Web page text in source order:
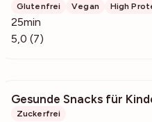
Glutenfrei Vegan High
25min
5,0 (7)
Gesunde Snacks für
Zuckerfrei